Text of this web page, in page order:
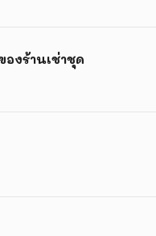
งร้านเช่าชุด